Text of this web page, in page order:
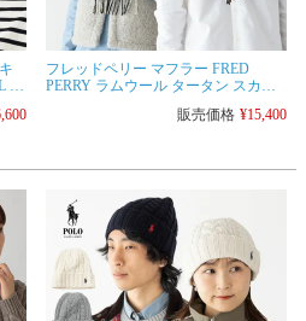
ニ
フレッドペリー マフラー FRED
PERRY ラムウール タータン スカー
販売価格 ¥15,400